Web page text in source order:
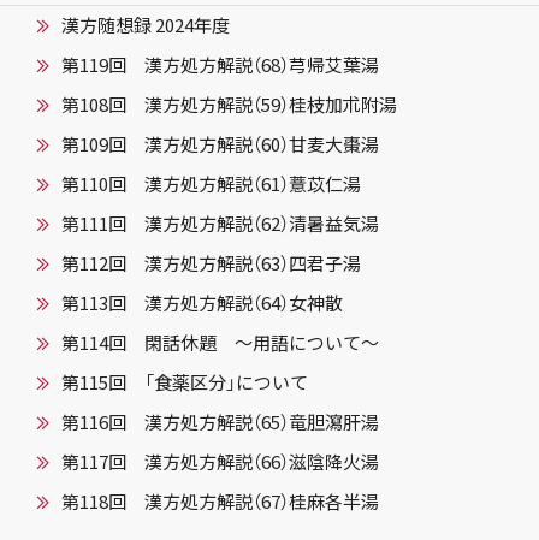
漢方随想録 2024年度
第119回 漢方処方解説（68）芎帰艾葉湯
第108回 漢方処方解説（59）桂枝加朮附湯
第109回 漢方処方解説（60）甘麦大棗湯
第110回 漢方処方解説（61）薏苡仁湯
第111回 漢方処方解説（62）清暑益気湯
第112回 漢方処方解説（63）四君子湯
第113回 漢方処方解説（64）女神散
第114回 閑話休題 ～用語について～
第115回 「食薬区分」について
第116回 漢方処方解説（65）竜胆瀉肝湯
第117回 漢方処方解説（66）滋陰降火湯
第118回 漢方処方解説（67）桂麻各半湯